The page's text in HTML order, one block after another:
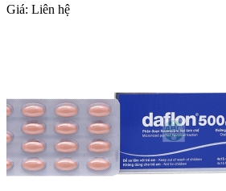
Giá: Liên hệ